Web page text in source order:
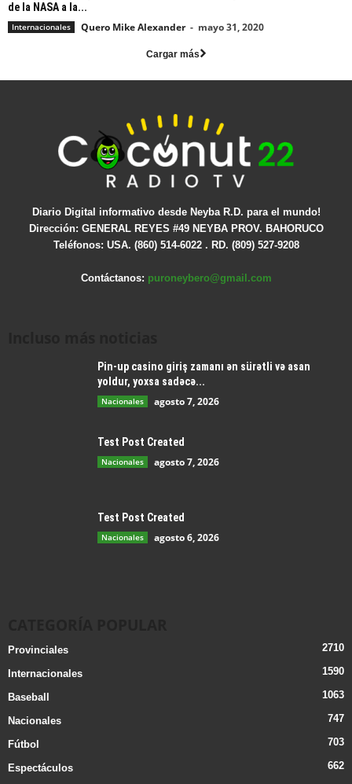
de la NASA a la...
Internacionales Quero Mike Alexander - mayo 31, 2020
Cargar más
Diario Digital informativo desde Neyba R.D. para el mundo!
Dirección: GENERAL REYES #49 NEYBA PROV. BAHORUCO
Teléfonos: USA. (860) 514-6022 . RD. (809) 527-9208
Contáctanos: puroneybero@gmail.com
Pin-up casino giriş zamanı ən sürətli və asan
yoldur, yoxsa sadəcə...
Nacionales agosto 7, 2026
Test Post Created
Nacionales agosto 7, 2026
Test Post Created
Nacionales agosto 6, 2026
Provinciales 2710
Internacionales 1590
Baseball 1063
Nacionales 747
Fútbol 703
Espectáculos
662